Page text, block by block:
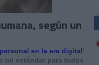
según un
en la era digital'
un estándar para todos